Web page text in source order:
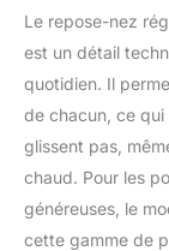
Le repose-nez
est un détail
quotidien. Il
de chacun, ce
glissent pas,
chaud. Pour les
généreuses, le
cette gamme de